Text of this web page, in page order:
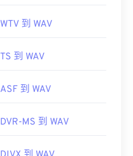
WTV 到 WAV
TS 到 WAV
ASF 到 WAV
DVR-MS 到 WAV